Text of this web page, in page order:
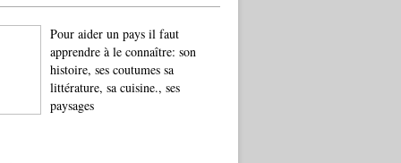
Pour aider un pays il faut
apprendre à le connaître: son
histoire, ses coutumes sa
littérature, sa cuisine., ses
paysages